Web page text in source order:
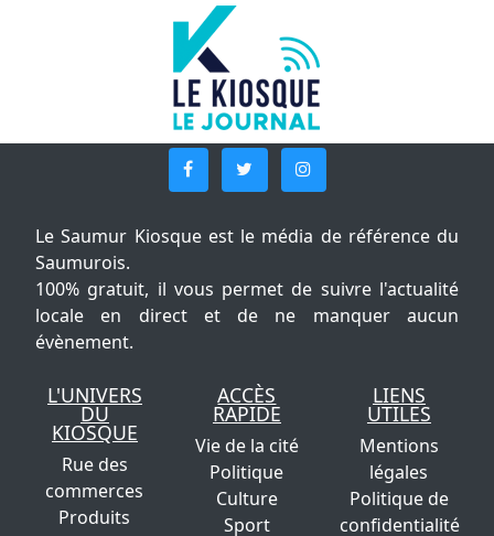
Le Saumur Kiosque est le média de référence du
Saumurois.
100% gratuit, il vous permet de suivre l'actualité
locale en direct et de ne manquer aucun
évènement.
L'UNIVERS
DU
KIOSQUE
Rue des
commerces
Produits
ACCÈS
RAPIDE
Vie de la cité
Politique
Culture
Sport
LIENS
UTILES
Mentions
légales
Politique de
confidentialité